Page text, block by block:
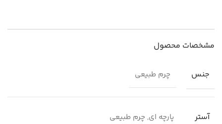
مشخصات محصول
جنس چرم طبیعی
آستر پارچه ای, چرم طبیعی